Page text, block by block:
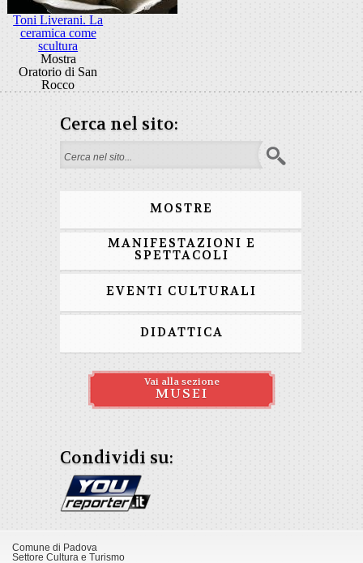
Toni Liverani. La
ceramica come
scultura
Mostra
Oratorio di San
Rocco
Cerca nel sito:
Form di ricerca
MOSTRE
MANIFESTAZIONI E
SPETTACOLI
EVENTI CULTURALI
DIDATTICA
Vai alla sezione
MUSEI
Condividi su:
Comune di Padova
Settore Cultura e Turismo